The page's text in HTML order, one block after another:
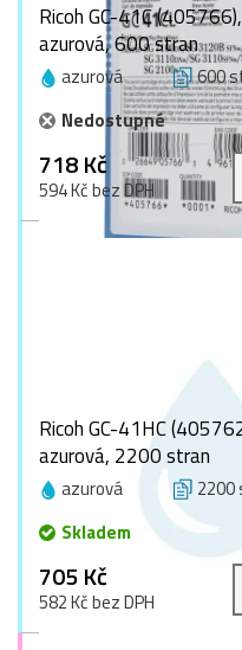
Ricoh GC-41C
azurová, 600 stran
azurová 600
Nedostupné
718 Kč
594 Kč bez DPH
Ricoh GC-41HC
azurová, 2200 stran
azurová 2200
Skladem
705 Kč
582 Kč bez DPH